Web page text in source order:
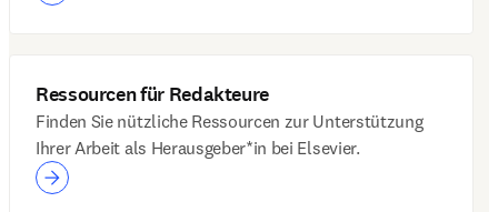
Ressourcen für Redakteure
Finden Sie nützliche Ressourcen zur Unterstützung
Ihrer Arbeit als Herausgeber*in bei Elsevier.